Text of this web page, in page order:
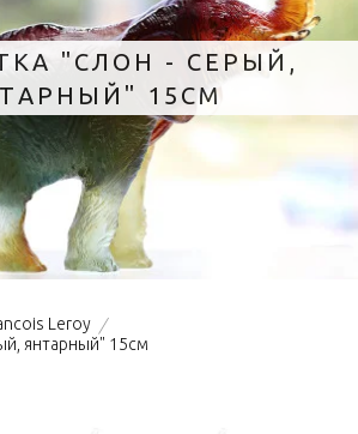
"СЛОН - СЕРЫЙ,
15СМ
Leroy /
янтарный" 15см